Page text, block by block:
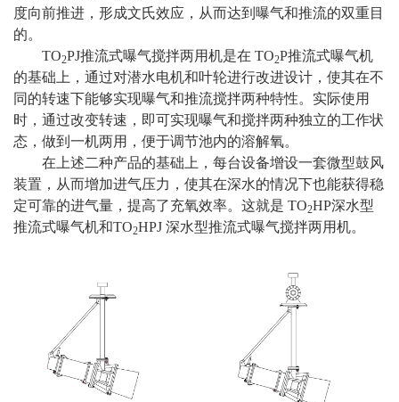
度向前推进，形成文氏效应，从而达到曝气和推流的双重目
的。
TO2PJ推流式曝气搅拌两用机是在 TO2P推流式曝气机
的基础上，通过对潜水电机和叶轮进行改进设计，使其在不
同的转速下能够实现曝气和推流搅拌两种特性。实际使用
时，通过改变转速，即可实现曝气和搅拌两种独立的工作状
态，做到一机两用，便于调节池内的溶解氧。
在上述二种产品的基础上，每台设备增设一套微型鼓风
装置，从而增加进气压力，使其在深水的情况下也能获得稳
定可靠的进气量，提高了充氧效率。这就是 TO2HP深水型
推流式曝气机和TO2HPJ 深水型推流式曝气搅拌两用机。